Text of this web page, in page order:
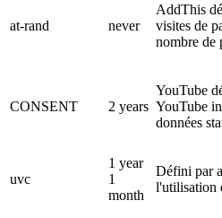
at-rand never
AddThis
visites de
nombre de
CONSENT 2 years
YouTube
YouTube
données
uvc
1 year
1
month
Défini par
l'utilisation